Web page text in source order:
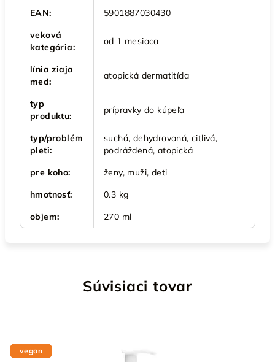
EAN:
5901887030430
veková
kategória:
od 1 mesiaca
línia ziaja
med:
atopická dermatitída
typ
produktu:
prípravky do kúpeľa
typ/problém
pleti:
suchá, dehydrovaná, citlivá,
podráždená, atopická
pre koho:
ženy, muži, deti
hmotnosť:
0.3 kg
objem: 270 ml
Súvisiaci tovar
vegan